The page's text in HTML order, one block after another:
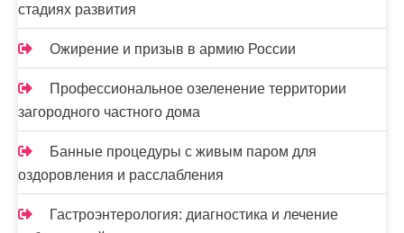
стадиях развития
Ожирение и призыв в армию России
Профессиональное озеленение территории
загородного частного дома
Банные процедуры с живым паром для
оздоровления и расслабления
Гастроэнтерология: диагностика и лечение